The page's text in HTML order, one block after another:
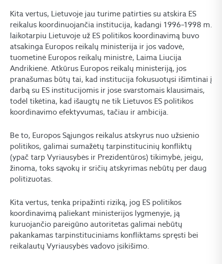
Kita vertus, Lietuvoje jau turime patirties su atskira ES
reikalus koordinuojančia institucija, kadangi 1996–1998 m.
laikotarpiu Lietuvoje už ES politikos koordinavimą buvo
atsakinga Europos reikalų ministerija ir jos vadovė,
tuometinė Europos reikalų ministrė, Laima Liucija
Andrikienė. Atkūrus Europos reikalų ministeriją, jos
pranašumas būtų tai, kad institucija fokusuotųsi išimtinai į
darbą su ES institucijomis ir jose svarstomais klausimais,
todėl tikėtina, kad išaugtų ne tik Lietuvos ES politikos
koordinavimo efektyvumas, tačiau ir ambicija.
Be to, Europos Sąjungos reikalus atskyrus nuo užsienio
politikos, galimai sumažėtų tarpinstitucinių konfliktų
(ypač tarp Vyriausybės ir Prezidentūros) tikimybė, jeigu,
žinoma, toks sąvokų ir sričių atskyrimas nebūtų per daug
politizuotas.
Kita vertus, tenka pripažinti riziką, jog ES politikos
koordinavimą paliekant ministerijos lygmenyje, ją
kuruojančio pareigūno autoritetas galimai nebūtų
pakankamas tarpinstituciniams konfliktams spręsti bei
reikalautų Vyriausybės vadovo įsikišimo.